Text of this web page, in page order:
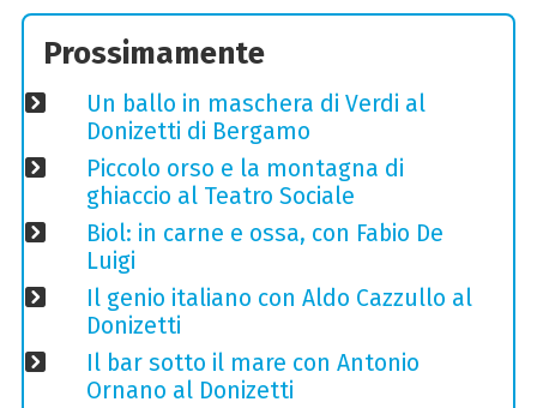
Prossimamente
Un ballo in maschera di Verdi al
Donizetti di Bergamo
Piccolo orso e la montagna di
ghiaccio al Teatro Sociale
Biol: in carne e ossa, con Fabio De
Luigi
Il genio italiano con Aldo Cazzullo al
Donizetti
Il bar sotto il mare con Antonio
Ornano al Donizetti